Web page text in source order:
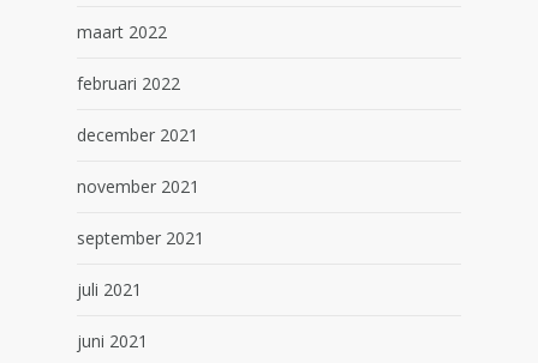
maart 2022
februari 2022
december 2021
november 2021
september 2021
juli 2021
juni 2021